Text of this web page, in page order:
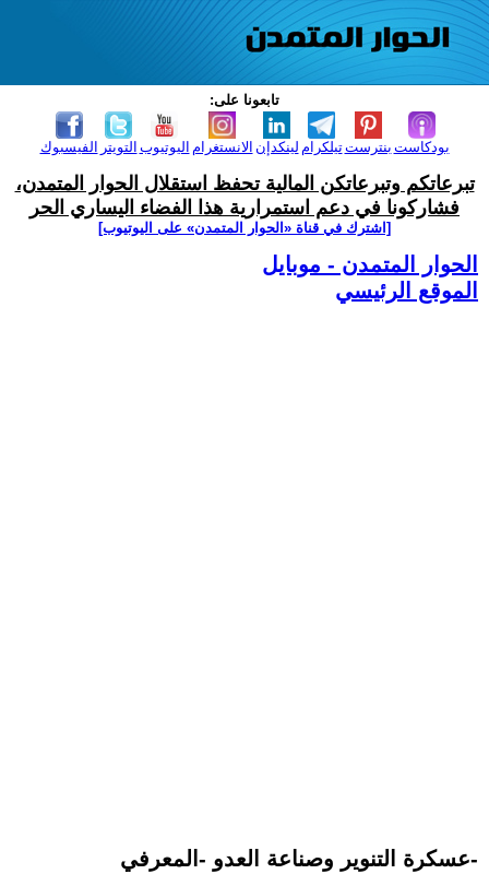
تابعونا على:
الفيسبوك التويتر اليوتيوب الانستغرام لينكدإن تيلكرامبنترست بودكاست
تبرعاتكم وتبرعاتكن المالية تحفظ استقلال الحوار المتمدن،
فشاركونا في دعم استمرارية هذا الفضاء اليساري الحر
[اشترك في قناة ‫«الحوار المتمدن» على اليوتيوب]
الحوار المتمدن - موبايل
الموقع الرئيسي
عسكرة التنوير وصناعة العدو -المعرفي-